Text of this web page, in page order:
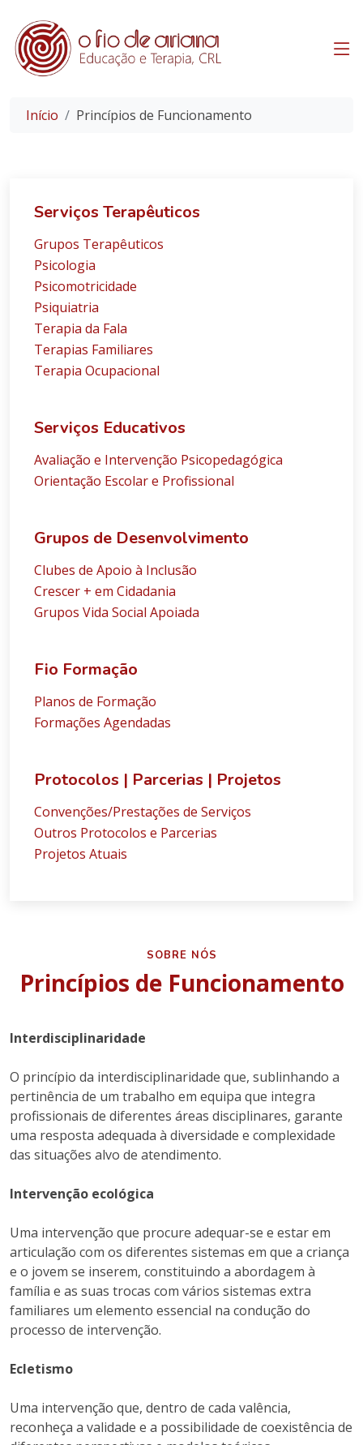
Início Princípios de Funcionamento
Serviços Terapêuticos
Grupos Terapêuticos
Psicologia
Psicomotricidade
Psiquiatria
Terapia da Fala
Terapias Familiares
Terapia Ocupacional
Serviços Educativos
Avaliação e Intervenção Psicopedagógica
Orientação Escolar e Profissional
Grupos de Desenvolvimento
Clubes de Apoio à Inclusão
Crescer + em Cidadania
Grupos Vida Social Apoiada
Fio Formação
Planos de Formação
Formações Agendadas
Protocolos | Parcerias | Projetos
Convenções/Prestações de Serviços
Outros Protocolos e Parcerias
Projetos Atuais
SOBRE NÓS
Princípios de Funcionamento
Interdisciplinaridade
O princípio da interdisciplinaridade que, sublinhando a
pertinência de um trabalho em equipa que integra
profissionais de diferentes áreas disciplinares, garante
uma resposta adequada à diversidade e complexidade
das situações alvo de atendimento.
Intervenção ecológica
Uma intervenção que procure adequar-se e estar em
articulação com os diferentes sistemas em que a criança
e o jovem se inserem, constituindo a abordagem à
família e as suas trocas com vários sistemas extra
familiares um elemento essencial na condução do
processo de intervenção.
Ecletismo
Uma intervenção que, dentro de cada valência,
reconheça a validade e a possibilidade de coexistência de